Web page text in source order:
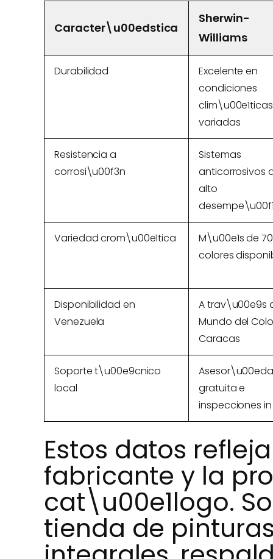
Caracter\u00edstica
Sherwin-
Williams
Durabilidad
Excelente en
condiciones
clim\u00e1ticas
variadas
Resistencia a
corrosi\u00f3n
Sistemas
anticorrosivos
alto
Variedad crom\u00e1tica
M\u00e1s de
colores
Disponibilidad en
Venezuela
A trav\u00e9s
Mundo del
Caracas
Soporte t\u00e9cnico
local
Asesor\u00eda
gratuita e
inspecciones
Estos datos
fabricante y la
cat\u00e1logo.
tienda de